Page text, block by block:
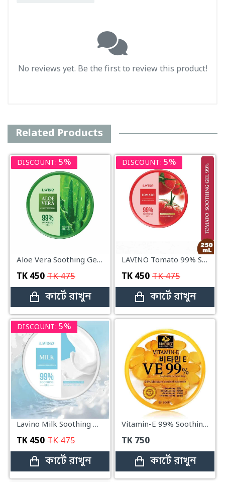
No reviews yet. Be the first to review this product!
Related Products
DISCOUNT: 5%
Aloe Vera Soothing Gel 99% – 250ml
TK 450 TK475
কার্টে রাখুন
DISCOUNT: 5%
LAVINO Tomato 99% Soothing Gel – 250ml
TK 450 TK475
কার্টে রাখুন
DISCOUNT: 5%
Lavino Milk Soothing Gel 99% – 250ml
TK 450 TK475
কার্টে রাখুন
Vitamin-E 99% Soothing Gel – 300ml (Drmeinaier VE 99 Soothing Gel)
TK 750
কার্টে রাখুন